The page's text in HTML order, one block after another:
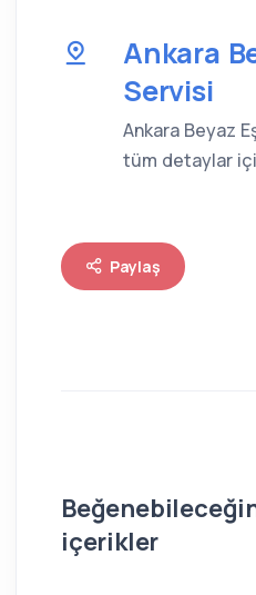
Ankara
Servisi
Ankara Beyaz
tüm detaylar
Paylaş
içerikler